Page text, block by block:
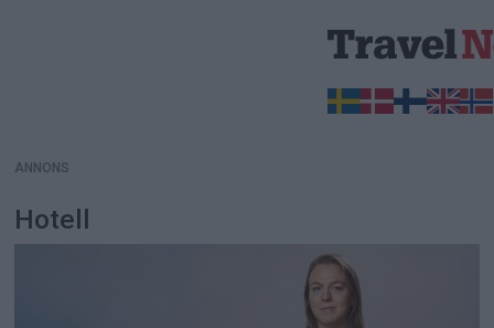
ANNONS
Hotell